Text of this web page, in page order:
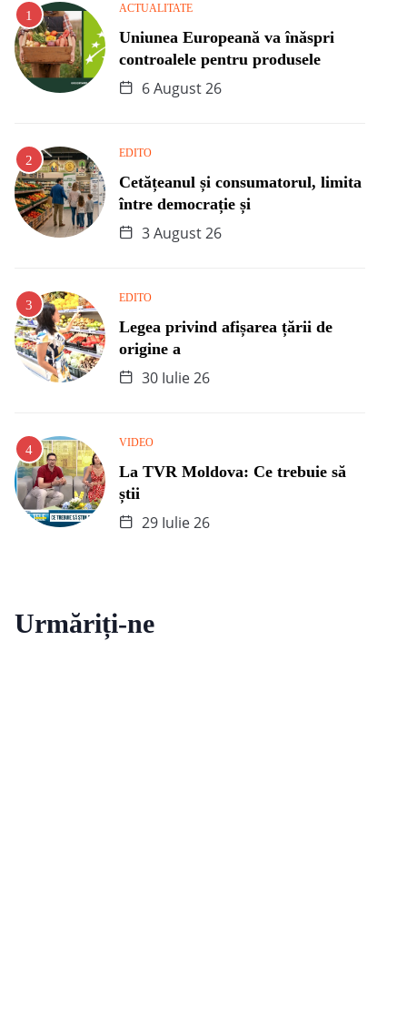
ACTUALITATE
Uniunea Europeană va înăspri
controalele pentru produsele
6 August 26
EDITO
Cetățeanul și consumatorul, limita
între democrație și
3 August 26
EDITO
Legea privind afișarea țării de
origine a
30 Iulie 26
VIDEO
La TVR Moldova: Ce trebuie să
știi
29 Iulie 26
Urmăriți-ne